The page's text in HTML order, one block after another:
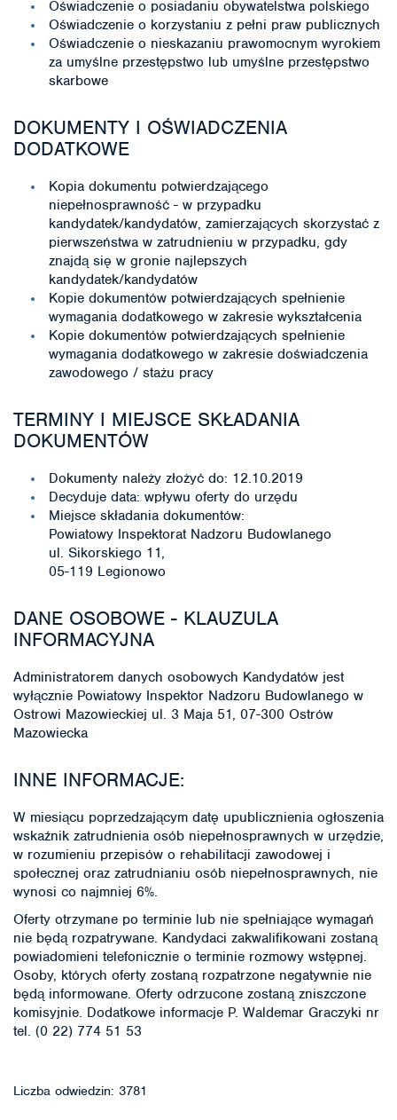
Oświadczenie o posiadaniu obywatelstwa polskiego
Oświadczenie o korzystaniu z pełni praw publicznych
Oświadczenie o nieskazaniu prawomocnym wyrokiem
za umyślne przestępstwo lub umyślne przestępstwo
skarbowe
DOKUMENTY I OŚWIADCZENIA
DODATKOWE
Kopia dokumentu potwierdzającego
niepełnosprawność - w przypadku
kandydatek/kandydatów, zamierzających skorzystać z
pierwszeństwa w zatrudnieniu w przypadku, gdy
znajdą się w gronie najlepszych
kandydatek/kandydatów
Kopie dokumentów potwierdzających spełnienie
wymagania dodatkowego w zakresie wykształcenia
Kopie dokumentów potwierdzających spełnienie
wymagania dodatkowego w zakresie doświadczenia
zawodowego / stażu pracy
TERMINY I MIEJSCE SKŁADANIA
DOKUMENTÓW
Dokumenty należy złożyć do: 12.10.2019
Decyduje data: wpływu oferty do urzędu
Miejsce składania dokumentów:
Powiatowy Inspektorat Nadzoru Budowlanego
ul. Sikorskiego 11,
05-119 Legionowo
DANE OSOBOWE - KLAUZULA
INFORMACYJNA
Administratorem danych osobowych Kandydatów jest
wyłącznie Powiatowy Inspektor Nadzoru Budowlanego w
Ostrowi Mazowieckiej ul. 3 Maja 51, 07-300 Ostrów
Mazowiecka
INNE INFORMACJE:
W miesiącu poprzedzającym datę upublicznienia ogłoszenia
wskaźnik zatrudnienia osób niepełnosprawnych w urzędzie,
w rozumieniu przepisów o rehabilitacji zawodowej i
społecznej oraz zatrudnianiu osób niepełnosprawnych, nie
wynosi co najmniej 6%.
Oferty otrzymane po terminie lub nie spełniające wymagań
nie będą rozpatrywane. Kandydaci zakwalifikowani zostaną
powiadomieni telefonicznie o terminie rozmowy wstępnej.
Osoby, których oferty zostaną rozpatrzone negatywnie nie
będą informowane. Oferty odrzucone zostaną zniszczone
komisyjnie. Dodatkowe informacje P. Waldemar Graczyki nr
tel. (0 22) 774 51 53
Liczba odwiedzin: 3781